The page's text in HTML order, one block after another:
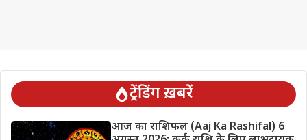
ट्रेंडिंग ख़बरें
आज का राशिफल (Aaj Ka Rashifal) 6